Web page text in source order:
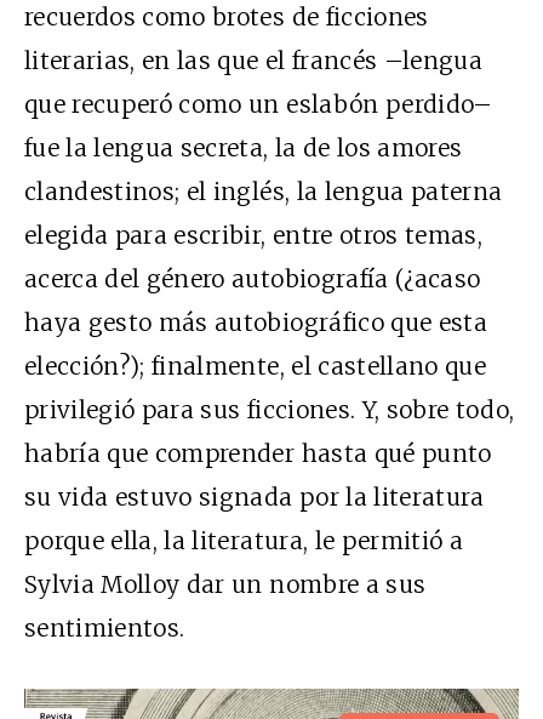
recuerdos como brotes de ficciones
literarias, en las que el francés –lengua
que recuperó como un eslabón perdido–
fue la lengua secreta, la de los amores
clandestinos; el inglés, la lengua paterna
elegida para escribir, entre otros temas,
acerca del género autobiografía (¿acaso
haya gesto más autobiográfico que esta
elección?); finalmente, el castellano que
privilegió para sus ficciones. Y, sobre todo,
habría que comprender hasta qué punto
su vida estuvo signada por la literatura
porque ella, la literatura, le permitió a
Sylvia Molloy dar un nombre a sus
sentimientos.